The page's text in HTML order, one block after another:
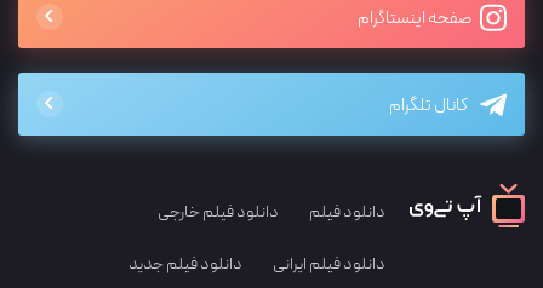
صفحه اینستاگرام
کانال تلگرام
دانلود فیلم دانلود فیلم خارجی
دانلود فیلم ایرانی دانلود فیلم جدید